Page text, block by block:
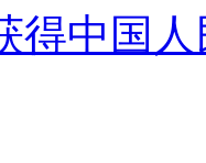
得中国